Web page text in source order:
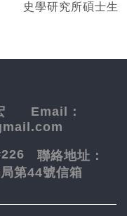
史學研究所碩士生
宏 Email：
聯絡地址：
第44號信箱